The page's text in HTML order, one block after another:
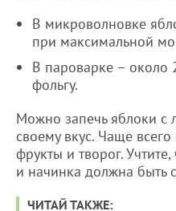
В микроволновке
при максимальной
В пароварке – около
фольгу.
Можно запечь яблоки с
своему вкус. Чаще
фрукты и творог.
и начинка должна быть
ЧИТАЙ ТАКЖЕ: